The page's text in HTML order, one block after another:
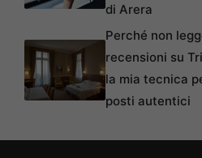
di Arera
Perché non
recensioni su
la mia tecnica
posti autentici